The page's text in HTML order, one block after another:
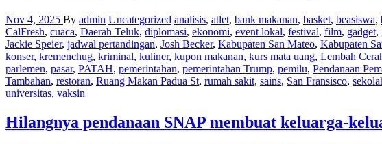
Nov 4, 2025 By admin Uncategorized analisis, atlet, bank makanan, basket, beasiswa,
CalFresh, cuaca, Daerah Teluk, diplomasi, ekonomi, event lokal, festival, film, gadget,
Jackie Speier, jadwal pertandingan, Josh Becker, Kabupaten San Mateo, Kabupaten
konser, kremenchug, kriminal, kuliner, kupon makanan, kurs mata uang, Lembah
parlemen, pasar, PATAH, pemerintahan, pemerintahan Trump, pemilu, Pendanaan
Tambahan, restoran, Ruang Makan Padua St, rumah sakit, sains, San Fransisco,
universitas, vaksin
Hilangnya pendanaan SNAP membuat keluarga-